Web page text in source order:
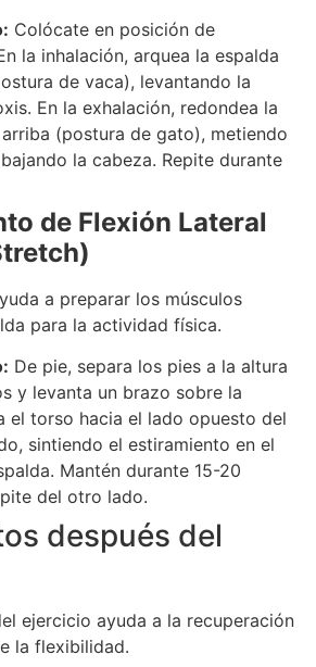
Colócate en posición de
la inhalación, arquea la espalda
de vaca), levantando la
En la exhalación, redondea la
(postura de gato), metiendo
la cabeza. Repite durante
de Flexión Lateral
a preparar los músculos
para la actividad física.
De pie, separa los pies a la altura
y levanta un brazo sobre la
el torso hacia el lado opuesto del
sintiendo el estiramiento en el
Mantén durante 15-20
del otro lado.
después del
ejercicio ayuda a la recuperación
la flexibilidad.